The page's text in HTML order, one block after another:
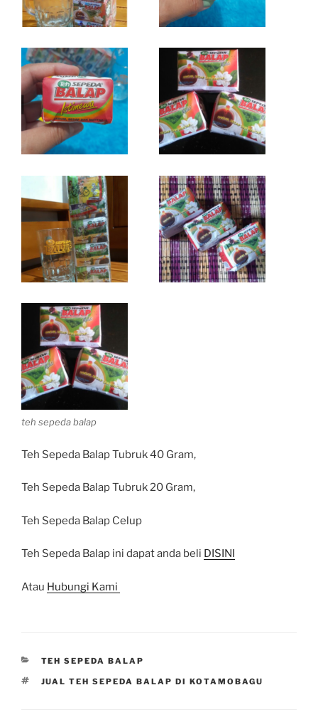
teh sepeda balap
Teh Sepeda Balap Tubruk 40 Gram,
Teh Sepeda Balap Tubruk 20 Gram,
Teh Sepeda Balap Celup
Teh Sepeda Balap ini dapat anda beli DISINI
Atau Hubungi Kami
CATEGORIES
TEH SEPEDA BALAP
TAGS
JUAL TEH SEPEDA BALAP DI KOTAMOBAGU